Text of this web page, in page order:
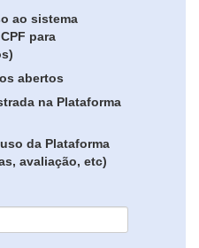
ao sistema
para
abertos
na Plataforma
da Plataforma
avaliação, etc)